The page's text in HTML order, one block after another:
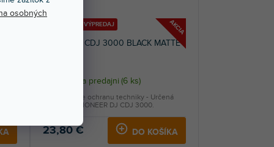
osobných
AKCIA
🔥 SEZÓNNY VÝPREDAJ
COVERUP CDJ 3000 BLACK MATTE
Skladom na predajni (6 ks)
23,80 € DO KOŠÍKA
Plexi kryt pre ochranu techniky - Určená
pre model PIONEER DJ CDJ 3000.